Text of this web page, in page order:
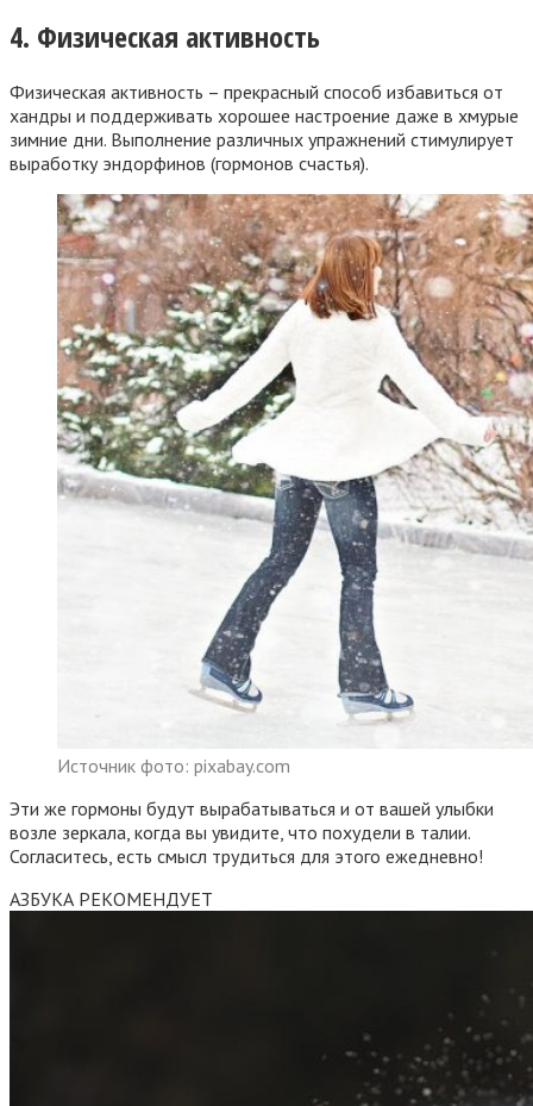
4. Физическая активность
Физическая активность – прекрасный способ избавиться от
хандры и поддерживать хорошее настроение даже в хмурые
зимние дни. Выполнение различных упражнений стимулирует
выработку эндорфинов (гормонов счастья).
Источник фото: pixabay.com
Эти же гормоны будут вырабатываться и от вашей улыбки
возле зеркала, когда вы увидите, что похудели в талии.
Согласитесь, есть смысл трудиться для этого ежедневно!
АЗБУКА РЕКОМЕНДУЕТ